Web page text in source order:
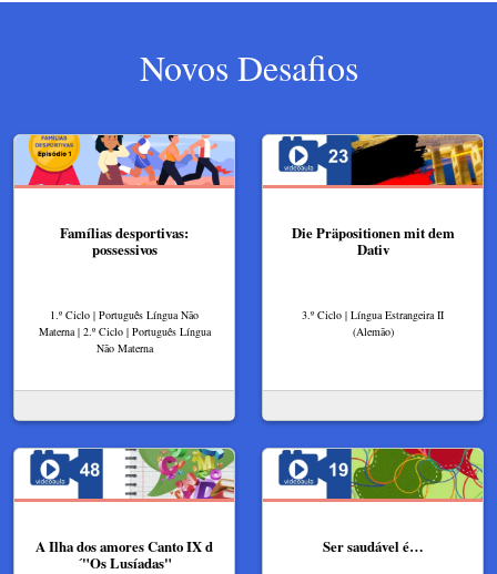
Novos Desafios
Famílias desportivas:
possessivos
1.º Ciclo | Português Língua Não
Materna | 2.º Ciclo | Português Língua
Não Materna
Die Präpositionen mit dem
Dativ
3.º Ciclo | Língua Estrangeira II
(Alemão)
A Ilha dos amores Canto IX d
´"Os Lusíadas"
Ser saudável é…